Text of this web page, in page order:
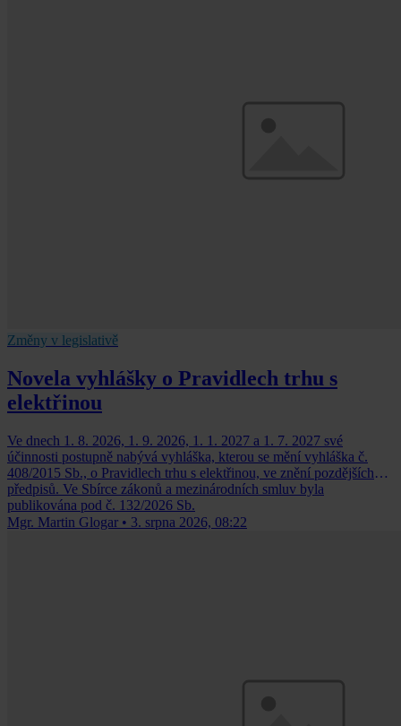
Změny v legislativě
Novela vyhlášky o Pravidlech trhu s
elektřinou
Ve dnech 1. 8. 2026, 1. 9. 2026, 1. 1. 2027 a 1. 7. 2027 své
účinnosti postupně nabývá vyhláška, kterou se mění vyhláška č.
408/2015 Sb., o Pravidlech trhu s elektřinou, ve znění pozdějších
předpisů. Ve Sbírce zákonů a mezinárodních smluv byla
publikována pod č. 132/2026 Sb.
Mgr. Martin Glogar • 3. srpna 2026, 08:22